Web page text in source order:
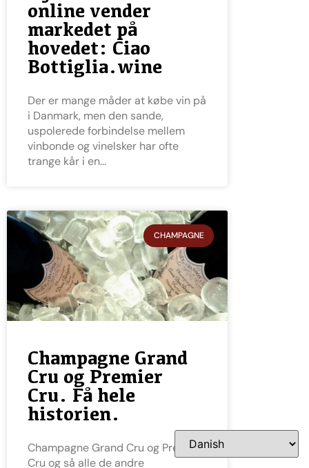
online vender
markedet på
hovedet: Ciao
Bottiglia.wine
Der er mange måder at købe vin på
i Danmark, men den sande,
uspolerede forbindelse mellem
vinbonde og vinelsker har ofte
trange kår i en
CHAMPAGNE
Champagne Grand
Cru og Premier
Cru. Få hele
historien.
Champagne Grand Cru og Premier
Cru og så alle de andre